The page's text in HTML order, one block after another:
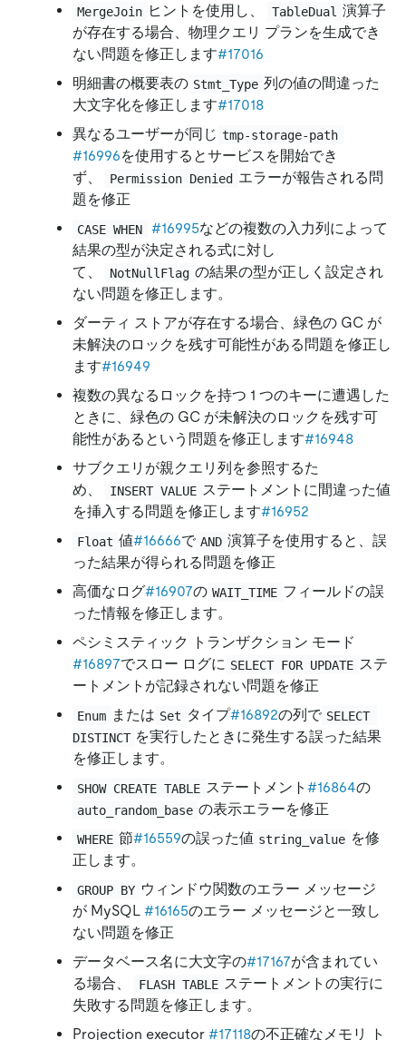
MergeJoin ヒントを使用し、 TableDual 演算子
が存在する場合、物理クエリ プランを生成でき
ない問題を修正します#17016
明細書の概要表の Stmt_Type 列の値の間違った
大文字化を修正します#17018
異なるユーザーが同じ tmp-storage-path
#16996を使用するとサービスを開始でき
ず、
Permission Denied エラーが報告される問
題を修正
CASE WHEN #16995などの複数の入力列によって
結果の型が決定される式に対し
て、
NotNullFlag の結果の型が正しく設定され
ない問題を修正します。
ダーティ ストアが存在する場合、緑色の GC が
未解決のロックを残す可能性がある問題を修正し
ます#16949
複数の異なるロックを持つ 1 つのキーに遭遇した
ときに、緑色の GC が未解決のロックを残す可
能性があるという問題を修正します#16948
サブクエリが親クエリ列を参照するた
め、
INSERT VALUE ステートメントに間違った値
を挿入する問題を修正します#16952
Float 値#16666で AND 演算子を使用すると、誤
った結果が得られる問題を修正
高価なログ#16907の WAIT_TIME フィールドの誤
った情報を修正します。
ペシミスティック トランザクション モード
#16897でスロー ログに SELECT FOR UPDATE ステ
ートメントが記録されない問題を修正
Enum または Set タイプ#16892の列で SELECT
DISTINCT を実行したときに発生する誤った結果
を修正します。
SHOW CREATE TABLE ステートメント #16864の
auto_random_base の表示エラーを修正
WHERE 節#16559の誤った値 string_value を修
正します。
GROUP BY ウィンドウ関数のエラー メッセージ
が MySQL #16165のエラー メッセージと一致し
ない問題を修正
データベース名に大文字の#17167が含まれてい
る場合、
FLASH TABLE ステートメントの実行に
失敗する問題を修正します。
Projection executor #17118の不正確なメモリ ト